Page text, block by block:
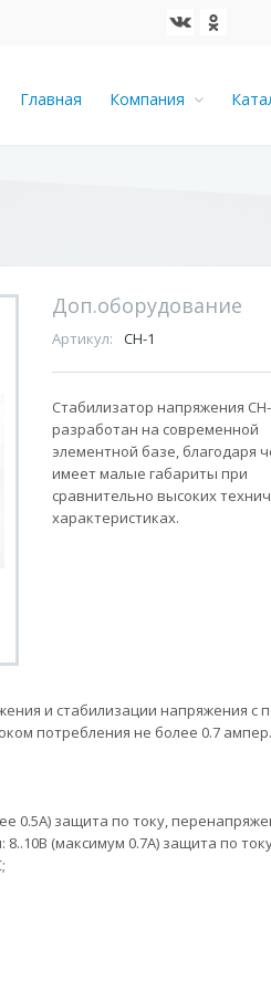
Главная Компания
Доп.оборудование
Артикул: CH-1
Стабилизатор напряжения
разработан на современной
элементной базе, благодаря
имеет малые габариты при
сравнительно высоких
характеристиках.
и стабилизации напряжения с
потребления не более 0.7 ампер.
0.5А) защита по току,
(максимум 0.7А) защита по